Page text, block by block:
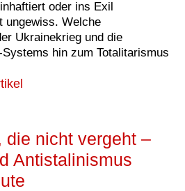
oder ins Exil
ungewiss. Welche
Ukrainekrieg und die
hin zum Totalitarismus
die nicht vergeht –
Antistalinismus